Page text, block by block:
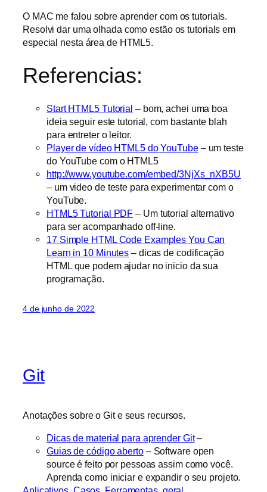
O MAC me falou sobre aprender com os tutorials.
Resolvi dar uma olhada como estão os tutorials em
especial nesta área de HTML5.
Referencias:
Start HTML5 Tutorial – bom, achei uma boa
ideia seguir este tutorial, com bastante blah
para entreter o leitor.
Player de vídeo HTML5 do YouTube– um teste
do YouTube com o HTML5
http://www.youtube.com/embed/3NjXs_nXB5U
– um video de teste para experimentar com o
YouTube.
HTML5 Tutorial PDF – Um tutorial alternativo
para ser acompanhado off-line.
17 Simple HTML Code Examples You Can
Learn in 10 Minutes – dicas de codificação
HTML que podem ajudar no inicio da sua
programação.
4 de junho de 2022
Git
Anotações sobre o Git e seus recursos.
Dicas de material para aprender Git–
Guias de código aberto– Software open
source é feito por pessoas assim como você.
Aprenda como iniciar e expandir o seu projeto.